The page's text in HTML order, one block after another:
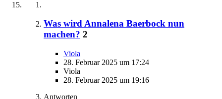
Was wird Annalena Baerbock nun
machen? 2
Viola
28. Februar 2025 um 17:24
Viola
28. Februar 2025 um 19:16
Antworten